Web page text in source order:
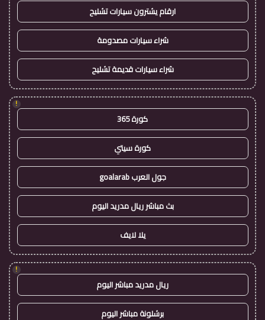
ارقام يشترون سيارات تشليح
شراء سيارات مصدومة
شراء سيارات قديمة تشليح
!
كورة 365
كورة سيتي
جول العرب goalarab
بث مباشر ريال مدريد اليوم
يلا لايف
!
ريال مدريد مباشر اليوم
برشلونة مباشر اليوم